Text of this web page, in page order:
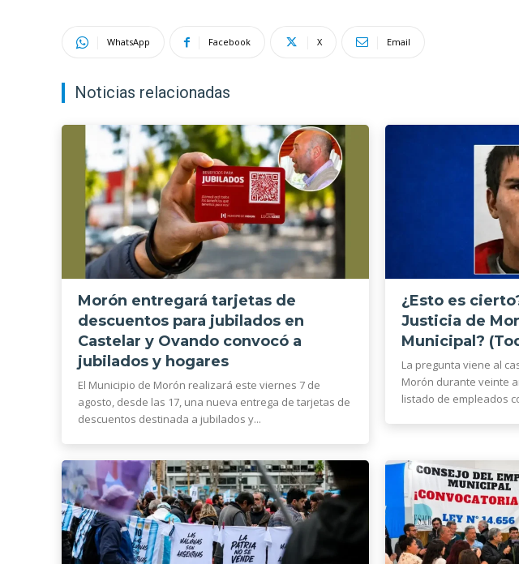
WhatsApp Facebook X Email
Noticias relacionadas
Morón entregará tarjetas de
descuentos para jubilados en
Castelar y Ovando convocó a
jubilados y hogares
El Municipio de Morón realizará este viernes 7 de
agosto, desde las 17, una nueva entrega de tarjetas de
descuentos destinada a jubilados y...
¿Esto es
Justicia de
Municipal?
La pregunta viene al
Morón durante veinte
listado de empleados